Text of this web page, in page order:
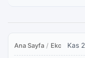
Ana Sayfa / Ekonomi
Kas